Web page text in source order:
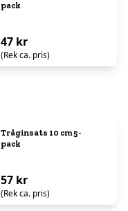
pack
47 kr
(Rek ca. pris)
Tråginsats 10 cm 5-
pack
57 kr
(Rek ca. pris)